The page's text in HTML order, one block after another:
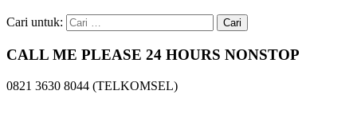
Cari untuk:
CALL ME PLEASE 24 HOURS NONSTOP
0821 3630 8044 (TELKOMSEL)